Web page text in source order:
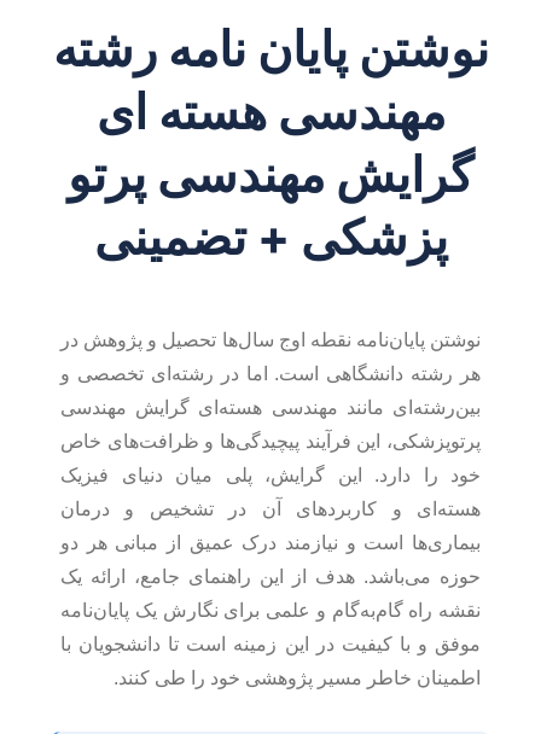
نوشتن پایان نامه رشته
مهندسی هسته ای
گرایش مهندسی پرتو
پزشکی + تضمینی
نوشتن پایان‌نامه نقطه اوج سال‌ها تحصیل و پژوهش در
هر رشته دانشگاهی است. اما در رشته‌ای تخصصی و
بین‌رشته‌ای مانند مهندسی هسته‌ای گرایش مهندسی
پرتوپزشکی، این فرآیند پیچیدگی‌ها و ظرافت‌های خاص
خود را دارد. این گرایش، پلی میان دنیای فیزیک
هسته‌ای و کاربردهای آن در تشخیص و درمان
بیماری‌ها است و نیازمند درک عمیق از مبانی هر دو
حوزه می‌باشد. هدف از این راهنمای جامع، ارائه یک
نقشه راه گام‌به‌گام و علمی برای نگارش یک پایان‌نامه
موفق و با کیفیت در این زمینه است تا دانشجویان با
اطمینان خاطر مسیر پژوهشی خود را طی کنند.